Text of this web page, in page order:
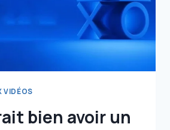
VIDÉOS
bien avoir un